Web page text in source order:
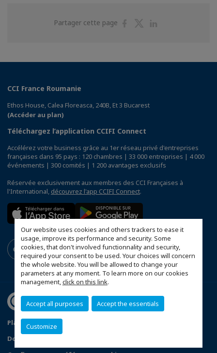
Our website uses cookies and others trackers to ease it
usage, improve its performance and security. Some
cookies, that don't involved functionnality and security,
required your consent to be used. Your choices will concern
the whole website. You will be allowed to change your
parameters at any moment. To learn more on our cookies
management,click on this link.
Accept all purposes Accept the essentials
Customize
Partager cette page
PartagerPartager
CCI France Roumanie
Ethos House, Calea Floreasca, 240B, Et 3 Bucarest
(Accéder au plan)
Téléchargez l’application CCIFI Connect
Accélérez votre business grâce au 1er réseau privé d'entreprises
françaises dans 95 pays : 120 chambres | 33 000 entreprises | 4 000
événements | 300 comités | 1 200 avantages exclusifs
Réservée exclusivement aux membres des CCI Françaises à
l'International, découvrez l'app CCIFI Connect.
Plan du site Statut CCIFER
Données personnelles